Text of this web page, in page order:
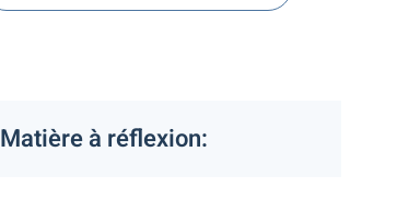
Matière à réflexion: